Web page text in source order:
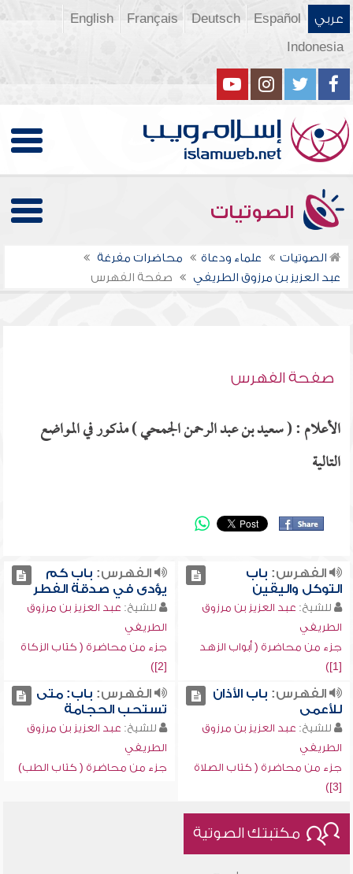
عربي Español
Deutsch
Français
English
Indonesia
الصوتيات
الصوتيات علماء ودعاة
محاضرات مفرغة
عبد العزيز بن مرزوق الطريفي
صفحة الفهرس
صفحة الفهرس
الأعلام : ( سعيد بن عبد الرحمن الجمحي ) مذكور في المواضع
التالية
الفهرس: باب
التوكل واليقين
للشيخ: عبد العزيز بن مرزوق
الطريفي
جزء من محاضرة ( أبواب الزهد
[1])
الفهرس: باب كم
يؤدى في صدقة الفطر
للشيخ: عبد العزيز بن مرزوق
الطريفي
جزء من محاضرة ( كتاب الزكاة
[2])
الفهرس: باب الأذان
للأعمى
للشيخ: عبد العزيز بن مرزوق
الطريفي
جزء من محاضرة ( كتاب الصلاة
[3])
الفهرس: باب: متى
تستحب الحجامة
للشيخ: عبد العزيز بن مرزوق
الطريفي
جزء من محاضرة ( كتاب الطب)
مكتبتك الصوتية